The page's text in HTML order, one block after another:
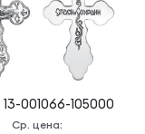
13-001066-105000
Ср. цена: